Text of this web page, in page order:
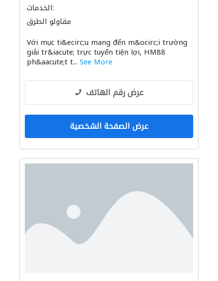
الخدمات:
مقاولو الطرق
Với mục ti&ecirc;u mang đến m&ocirc;i trường
giải tr&iacute; trực tuyến tiện lợi, HM88
ph&aacute;t t... See More
عرض رقم الهاتف
عرض الصفحة الشخصية